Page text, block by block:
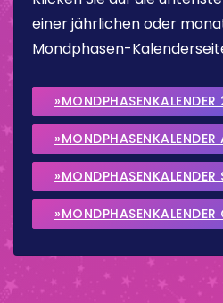
einer jährlichen oder
Mondphasen-